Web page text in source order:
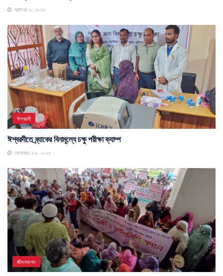
অক্টোবর ৬, ২০২৫
ঈশ্বরদী
ঈশ্বরদীতে ব্র্যাকের বিনামূল্যে চক্ষু পরীক্ষা ক্যাম্প
সেপ্টেম্বর ২৬, ২০২৫
জীবনযাপন